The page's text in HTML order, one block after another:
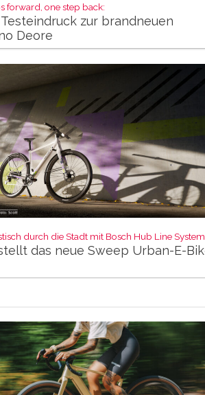
forward, one step back:
zur brandneuen
Deore
durch die Stadt mit Bosch Hub Line
das neue Sweep Urban-E-